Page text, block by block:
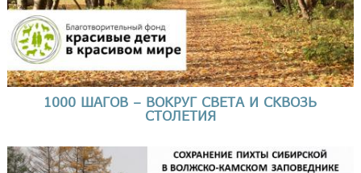
1000 ШАГОВ – ВОКРУГ СВЕТА И СКВОЗЬ
СТОЛЕТИЯ